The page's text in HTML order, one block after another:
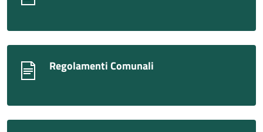
Regolamenti Comunali